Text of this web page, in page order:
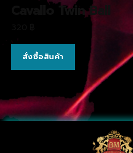
Cavallo Twin Ball
สั่งซื้อสินค้า